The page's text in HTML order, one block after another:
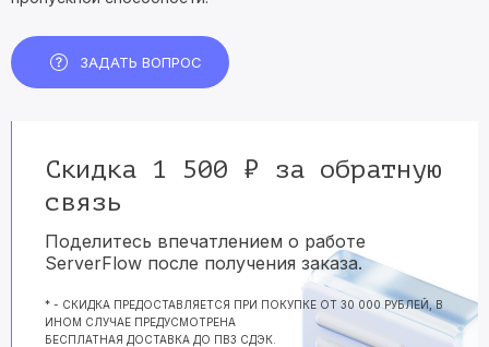
ЗАДАТЬ ВОПРОС
Скидка 1 500 ₽ за обратную
связь
Поделитесь впечатлением о работе
ServerFlow после получения заказа.
* - СКИДКА ПРЕДОСТАВЛЯЕТСЯ ПРИ ПОКУПКЕ ОТ 30 000 РУБЛЕЙ, В
ИНОМ СЛУЧАЕ ПРЕДУСМОТРЕНА
БЕСПЛАТНАЯ ДОСТАВКА ДО ПВЗ СДЭК.